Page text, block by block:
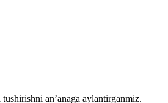
an’anaga aylantirganmiz.